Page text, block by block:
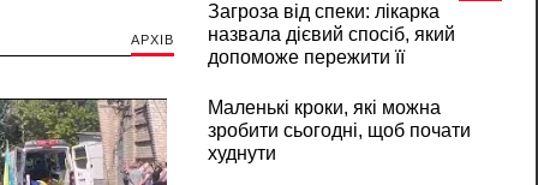
АРХІВ
Загроза від спеки: лікарка
назвала дієвий спосіб, який
допоможе пережити її
Маленькі кроки, які можна
зробити сьогодні, щоб почати
худнути